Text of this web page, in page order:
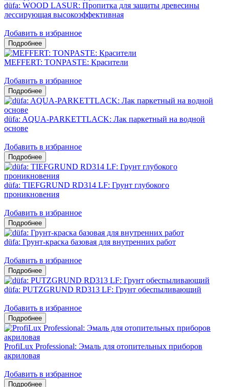
düfa: WOOD LASUR: Пропитка для защиты древесины
лессирующая высокоэффективная
Добавить в избранное
MEFFERT: TONPASTE: Красители
Добавить в избранное
düfa: AQUA-PARKETTLACK: Лак паркетный на водной
основе
Добавить в избранное
düfa: TIEFGRUND RD314 LF: Грунт глубокого
проникновения
Добавить в избранное
düfa: Грунт-краска базовая для внутренних работ
Добавить в избранное
düfa: PUTZGRUND RD313 LF: Грунт обеспыливающий
Добавить в избранное
ProfiLux Professional: Эмаль для отопительных приборов
акриловая
Добавить в избранное